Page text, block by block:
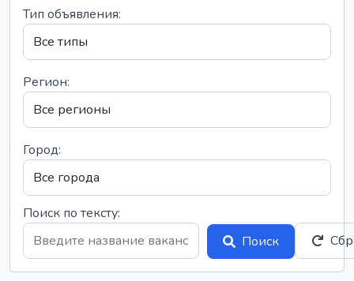
Тип объявления:
Регион:
Город:
Поиск по тексту:
Поиск